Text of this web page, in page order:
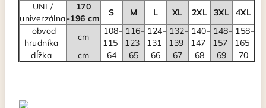
UNI /
univerzálna
170
-196 cm
S M L XL 2XL 3XL
4XL
obvod
hrudníka
cm
108-
115
116-
123
124-
131
132-
139
140-
147
148-
157
158-
165
dĺžka
cm 64 65 66 67 68 69 70